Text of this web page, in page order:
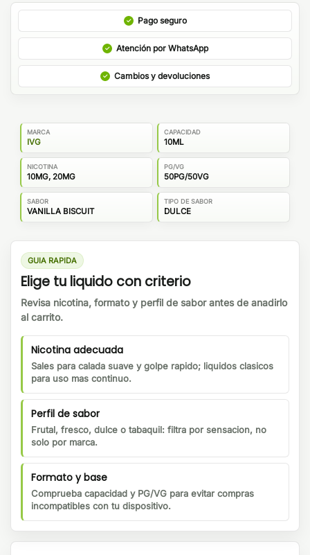
Pago seguro
Atención por WhatsApp
Cambios y devoluciones
MARCA
IVG
CAPACIDAD
10ML
NICOTINA
10MG, 20MG
PG/VG
50PG/50VG
SABOR
VANILLA BISCUIT
TIPO DE SABOR
DULCE
GUIA RAPIDA
Elige tu liquido con criterio
Revisa nicotina, formato y perfil de sabor antes de anadirlo
al carrito.
Nicotina adecuada
Sales para calada suave y golpe rapido; liquidos clasicos
para uso mas continuo.
Perfil de sabor
Frutal, fresco, dulce o tabaquil: filtra por sensacion, no
solo por marca.
Formato y base
Comprueba capacidad y PG/VG para evitar compras
incompatibles con tu dispositivo.